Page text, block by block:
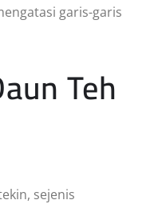
garis-garis
Teh
sejenis